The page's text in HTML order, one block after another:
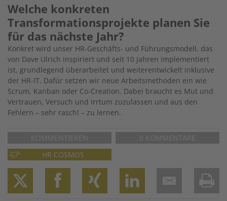
Welche konkreten
Transformationsprojekte planen Sie
für das nächste Jahr?
Konkret wird unser HR-Geschäfts- und Führungsmodell, das
von Dave Ulrich inspiriert und seit 10 Jahren implementiert
ist, grundlegend überarbeitet und weiterentwickelt inklusive
der HR-IT. Dafür setzen wir neue Arbeitsmethoden ein wie
Scrum, Kanban oder Co-Creation. Dabei braucht es Mut und
Vertrauen, Versuch und Irrtum zuzulassen und aus den
Fehlern – sehr rasch! – zu lernen.
KOMMENTIEREN
0 KOMMENTARE
HR COSMOS